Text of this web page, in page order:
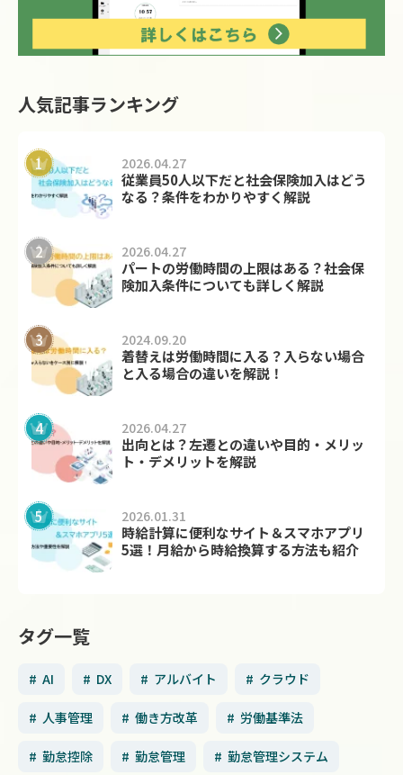
人気記事ランキング
従業員50人以下だと社会保険加入はどう
なる？条件をわかりやすく解説
2026.04.27
パートの労働時間の上限はある？社会保
険加入条件についても詳しく解説
2026.04.27
着替えは労働時間に入る？入らない場合
と入る場合の違いを解説！
2024.09.20
出向とは？左遷との違いや目的・メリッ
ト・デメリットを解説
2026.04.27
時給計算に便利なサイト＆スマホアプリ
5選！月給から時給換算する方法も紹介
2026.01.31
タグ一覧
AI DX アルバイト クラウド
人事管理 働き方改革 労働基準法
勤怠控除 勤怠管理 勤怠管理システム